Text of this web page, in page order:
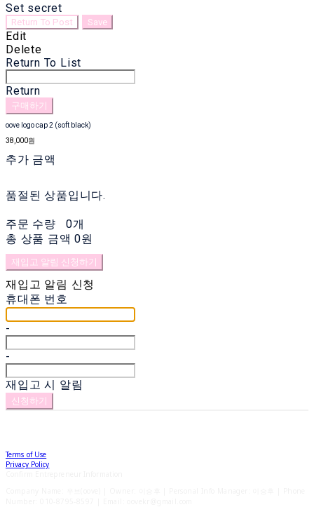
Set secret
Return To Post Save
Edit
Delete
Return To List
Return
구매하기
oove logo cap 2 (soft black)
38,000원
추가 금액
품절된 상품입니다.
주문 수량
0개
총 상품 금액 0원
재입고 알림 신청하기
재입고 알림 신청
휴대폰 번호
-
-
재입고 시 알림
신청하기
Terms of Use
Privacy Policy